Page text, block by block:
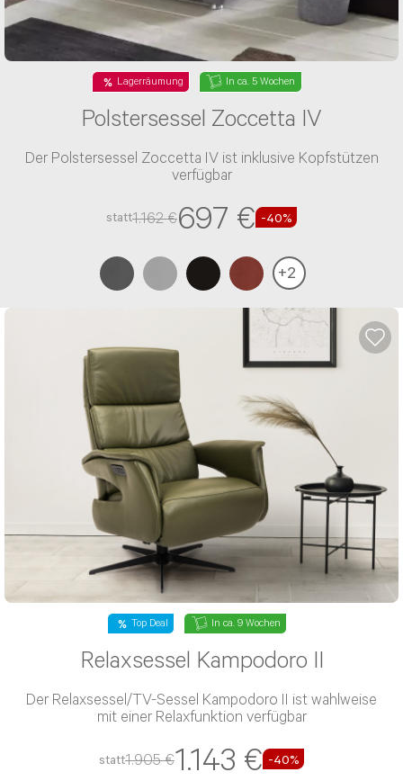
Lagerräumung In ca. 5 Wochen
Polstersessel Zoccetta IV
Der Polstersessel Zoccetta IV ist inklusive Kopfstützen
verfügbar
statt1.162 €697 € -40%
+2
Top Deal In ca. 9 Wochen
Relaxsessel Kampodoro II
Der Relaxsessel/TV-Sessel Kampodoro II ist wahlweise
mit einer Relaxfunktion verfügbar
statt1.905 €1.143 € -40%